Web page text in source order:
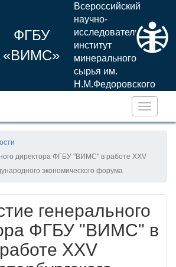
ФГБУ
«ВИМС»
Всероссийский
научно-
исследовательский
институт
минерального
сырья им.
Н.М.Федоровского
директора ФГБУ "ВИМС" в работе XXV
экономического форума
генерального
ФГБУ "ВИМС" в
работе XXV